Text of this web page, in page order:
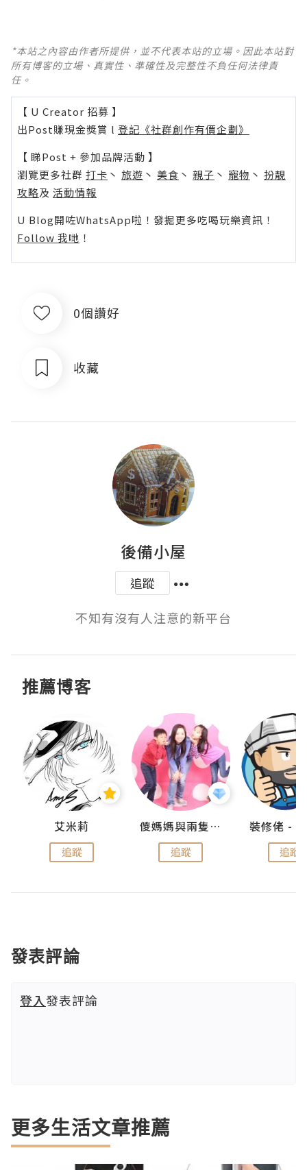
*本站之內容由作者所提供，並不代表本站的立場。因此本站對
所有博客的立場、真實性、準確性及完整性不負任何法律責
任。
【 U Creator 招募 】
出Post賺現金獎賞 l 登記《社群創作有價企劃》
【 睇Post + 參加品牌活動 】
瀏覽更多社群 打卡 丶 旅遊 丶 美食 丶 親子 丶 寵物 丶 扮靚
攻略及 活動情報
U Blog開咗WhatsApp啦！發掘更多吃喝玩樂資訊！
Follow 我哋 ！
0個讚好
收藏
後備小屋
追蹤
不知有沒有人注意的新平台
推薦博客
艾米莉
追蹤
儍媽媽與兩隻小魔怪之家
追蹤 追蹤
發表評論
登入發表評論
更多生活文章推薦